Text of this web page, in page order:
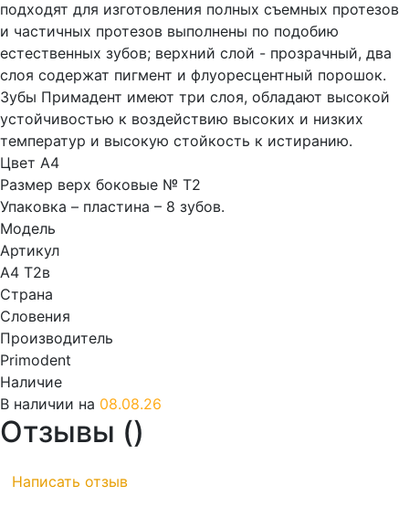
подходят для изготовления полных съемных протезов
и частичных протезов выполнены по подобию
естественных зубов; верхний слой - прозрачный, два
слоя содержат пигмент и флуоресцентный порошок.
Зубы Примадент имеют три слоя, обладают высокой
устойчивостью к воздействию высоких и низких
температур и высокую стойкость к истиранию.
Цвет А4
Размер верх боковые № T2
Упаковка – пластина – 8 зубов.
Модель
Артикул
A4 T2в
Страна
Словения
Производитель
Primodent
Наличие
В наличии на 08.08.26
Отзывы ()
Написать отзыв